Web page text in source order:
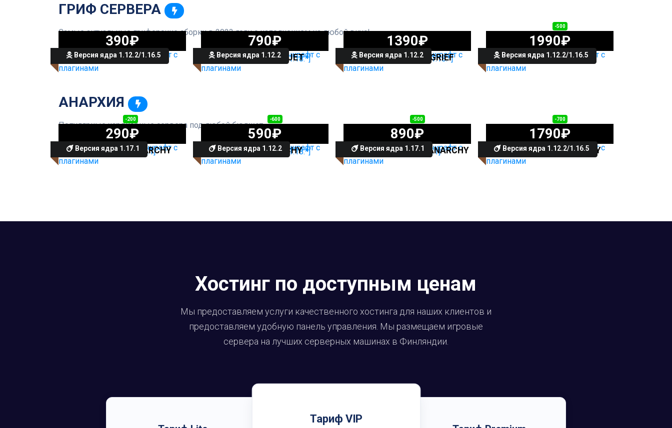
ГРИФ СЕРВЕРА
Самые актуальные гриферские сборки в 2023 году с наполнением на любой вкус!
Версия ядра 1.12.2/1.16.5
390₽
СЕРВЕР STARTGRIEF Версия ядра 1.12.2
790₽
СЕРВЕР ENDERJET Версия ядра 1.12.2
1390₽
СЕРВЕР DRAGONGRIEF Версия ядра 1.12.2/1.16.5
-500
1990₽
СЕРВЕР SUPERGRIEF
АНАРХИЯ
Популярные хардкорные сервера под любой бюджет
Версия ядра 1.17.1
-200
290₽
СЕРВЕР HARDANARCHY Версия ядра 1.12.2
-600
590₽
СЕРВЕР ANARCHY Версия ядра 1.17.1
-500
890₽
СЕРВЕР FANTASTICANARCHY Версия ядра 1.12.2/1.16.5
-700
1790₽
СЕРВЕР SUPERANARCHY
Хостинг по доступным ценам
Мы предоставляем услуги качественного хостинга для наших клиентов и
предоставляем удобную панель управления. Мы размещаем игровые
сервера на лучших серверных машинах в Финляндии.
Тариф VIP